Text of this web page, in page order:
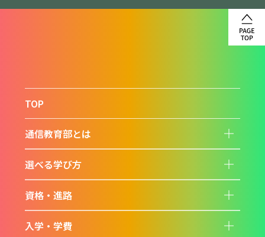
TOP
通信教育部とは 子
素
開
閉
る
選べる学び方 子
素
開
閉
る
資格・進路 子
素
開
閉
入学・学費 子